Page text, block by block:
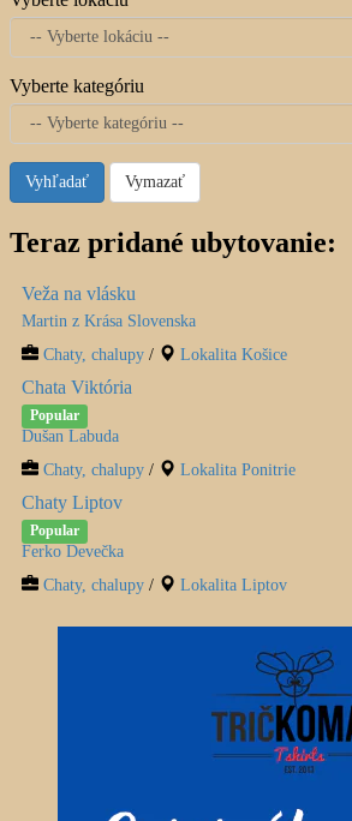
Vyberte kategóriu
Vyhľadať Vymazať
Teraz pridané ubytovanie:
Veža na vlásku
Martin z Krása Slovenska
Chaty, chalupy / Lokalita Košice
Chata Viktória
Popular
Dušan Labuda
Chaty, chalupy / Lokalita Ponitrie
Chaty Liptov
Popular
Ferko Devečka
Chaty, chalupy / Lokalita Liptov